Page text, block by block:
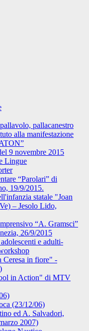
pallacanestro
alla manifestazione
9 novembre 2015
Lingue
“Parolari” di
19/9/2015.
statale "Joan
– Jesolo Lido,
“A. Gramsci”
26/9/2015
e adulti-
Ceresa in fiore" -
in Action" di MTV
(23/12/06)
ed A. Salvadori,
2007)